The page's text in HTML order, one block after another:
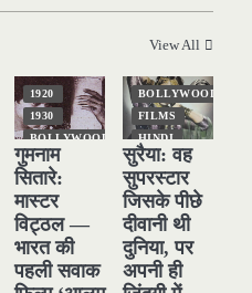
से लिखी गई मूक सिनेमा
शुरुआती दौर की खतरनाक
को भीड़ में खड़ा होना
Last Command
वो फ़िल्म देखी है जिसने
View All
1920
1930
BOLLYWOOD
HINDI
NATIONAL
FILMS
SUPER
STAR
TOP
गुमनाम
सितारे:
मास्टर
विट्ठल —
भारत की
पहली सवाक
BOLLYWOOD
FILMS
HINDI
NATIONAL
STAR
SUPER
STAR
TOP
STORIES
सुरैया: वह
सुपरस्टार
जिसके पीछे
दीवानी थी
दुनिया, पर
अपनी ही